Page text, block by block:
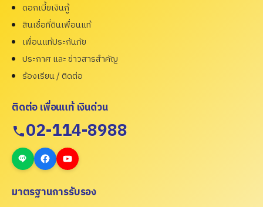
ดอกเบี้ยเงินกู้
สินเชื่อที่ดินเพื่อนแท้
เพื่อนแท้ประกันภัย
ประกาศ และ ข่าวสารสำคัญ
ร้องเรียน / ติดต่อ
ติดต่อ เพื่อนแท้ เงินด่วน
02-114-8988
มาตรฐานการรับรอง